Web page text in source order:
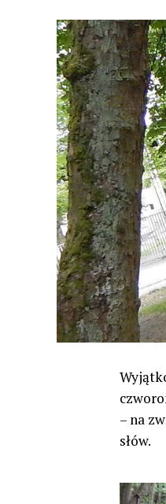
– na
słów.